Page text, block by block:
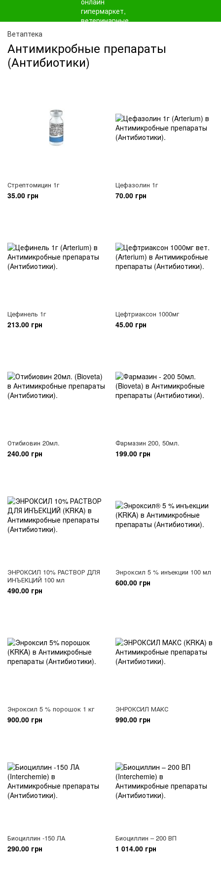
Ветаптека
Антимикробные препараты
(Антибиотики)
Стрептомицин 1г
35.00 грн
Цефазолин 1г
70.00 грн
Цефинель 1г
213.00 грн
Цефтриаксон 1000мг
45.00 грн
Отибиовин 20мл.
240.00 грн
Фармазин 200, 50мл.
199.00 грн
ЭНРОКСИЛ 10% РАСТВОР ДЛЯ
ИНЪЕКЦИЙ 100 мл
490.00 грн
Энроксил 5 % инъекции 100 мл
600.00 грн
Энроксил 5 % порошок 1 кг
900.00 грн
ЭНРОКСИЛ МАКС
990.00 грн
Биоциллин -150 ЛА
290.00 грн
Биоциллин – 200 ВП
1 014.00 грн